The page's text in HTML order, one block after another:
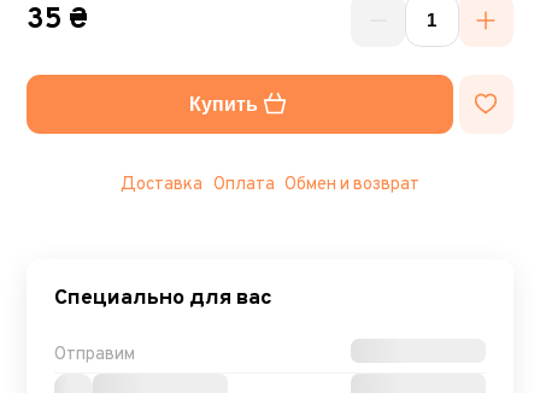
35 ₴
Купить
Доставка Оплата Обмен и возврат
Специально для вас
Отправим